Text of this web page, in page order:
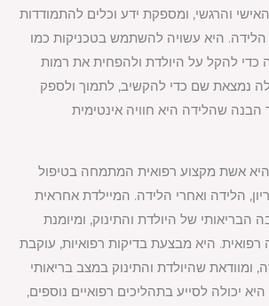
והרגשי, ומספקת ידע וכלים להתמודדות
הלידה. היא עשויה להשתמש בטכניקות כמו
כדי להקל על היולדת ולהפחית את רמות
נמצאת שם כדי להקשיב, לתמוך ולספק
הבנה שהלידה היא חוויה אינטימית
אשת מקצוע רפואית המתמחה בטיפול
הלידה ואחרי הלידה. המיילדת אחראית
של היולדת והתינוק, ומיומנת
רפואית. היא מבצעת בדיקות רפואיות, עוקבת
ומוודאת שהיולדת והתינוק במצב בריאותי
יכולה לסייע בתהליכים רפואיים נוספים,